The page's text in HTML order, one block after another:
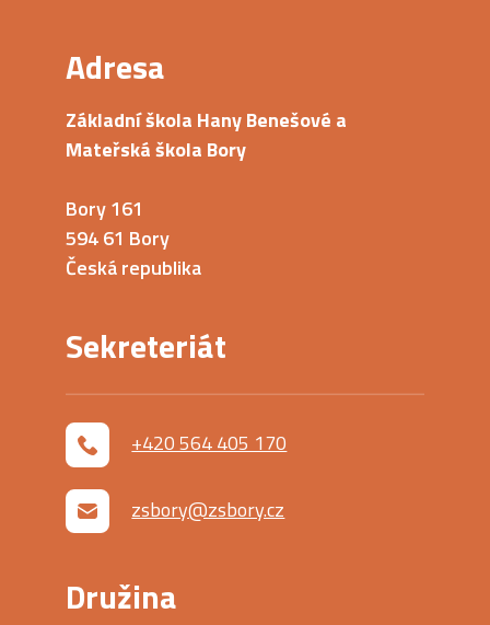
Adresa
Základní škola Hany Benešové a
Mateřská škola Bory
Bory 161
594 61 Bory
Česká republika
Sekreteriát
+420 564 405 170
zsbory@zsbory.cz
Družina